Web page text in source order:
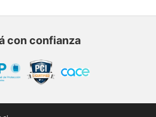
con confianza